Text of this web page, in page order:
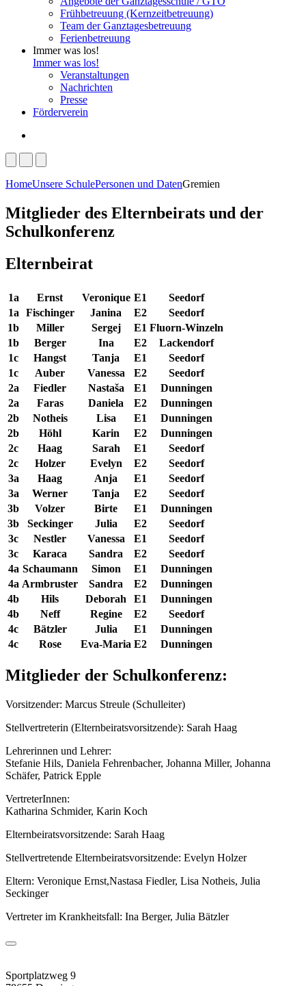
Frühbetreuung (Kernzeitbetreuung)
Team der Ganztagesbetreuung
Ferienbetreuung
Immer was los!
Immer was los!
Veranstaltungen
Nachrichten
Presse
Förderverein
HomeUnsere SchulePersonen und DatenGremien
Mitglieder des Elternbeirats und der
Schulkonferenz
Elternbeirat
1a Ernst Veronique E1
Seedorf
1a
Fischinger Janina E2
Seedorf
1b
Miller Sergej E1 Fluorn-Winzeln
1b
Berger Ina E2
Lackendorf
1c
Hangst Tanja E1
Seedorf
1c
Auber Vanessa E2
Seedorf
2a
Fiedler Nastaša E1
Dunningen
2a
Faras Daniela E2
Dunningen
2b
Notheis Lisa E1
Dunningen
2b
Höhl Karin E2
Dunningen
2c
Haag Sarah E1
Seedorf
2c
Holzer Evelyn E2
Seedorf
3a
Haag Anja E1
Seedorf
3a
Werner Tanja E2
Seedorf
3b
Volzer Birte E1
Dunningen
3b
Seckinger Julia E2
Seedorf
3c
Nestler Vanessa E1
Seedorf
3c
Karaca Sandra E2
Seedorf
4a Schaumann Simon E1
Dunningen
4a Armbruster Sandra E2
Dunningen
4b
Hils Deborah E1
Dunningen
4b
Neff Regine E2
Seedorf
4c
Bätzler Julia E1
Dunningen
4c
Rose Eva-Maria E2 Dunningen
Mitglieder der Schulkonferenz:
Vorsitzender: Marcus Streule (Schulleiter)
Stellvertreterin (Elternbeiratsvorsitzende): Sarah Haag
Lehrerinnen und Lehrer:
Stefanie Hils, Daniela Fehrenbacher, Johanna Miller, Johanna
Schäfer, Patrick Epple
VertreterInnen:
Katharina Schmider, Karin Koch
Elternbeiratsvorsitzende: Sarah Haag
Stellvertretende Elternbeiratsvorsitzende: Evelyn Holzer
Eltern: Veronique Ernst,Nastasa Fiedler, Lisa Notheis, Julia
Seckinger
Vertreter im Krankheitsfall: Ina Berger, Julia Bätzler
Sportplatzweg 9